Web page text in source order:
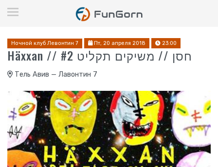
Ночной клуб Левонтин 7 Пт, 20 апреля 2018 23:00
Häxxan // חסן // משיקים תקליט #2
Тель Авив — Лавонтин 7